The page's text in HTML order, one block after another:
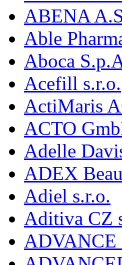
ABENA
Able
Aboca
Acefill s.r.o.
ActiMaris
ACTO
Adelle
ADEX
Adiel s.r.o.
Aditiva CZ